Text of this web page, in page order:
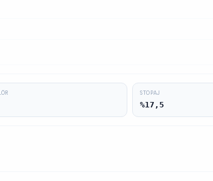
STOPAJ
%17,5